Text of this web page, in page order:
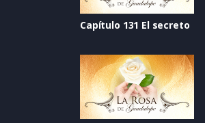
Capítulo 131 El secreto